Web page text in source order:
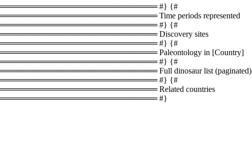
#} {#
Time periods represented
#} {#
Discovery sites
#} {#
Paleontology in [Country]
#} {#
Full dinosaur list (paginated)
#} {#
Related countries
#}